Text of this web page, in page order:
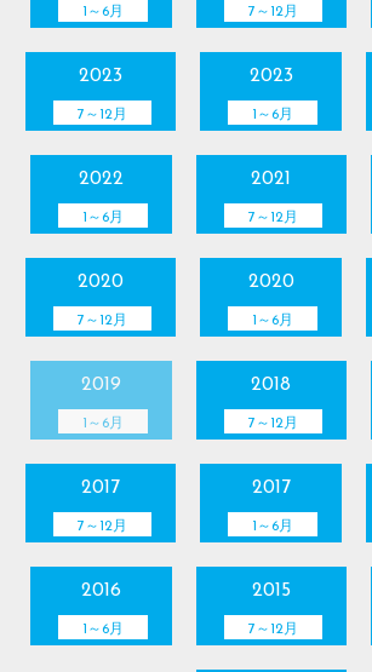
1～6月 7～12月
2023
7～12月
2023
1～6月
2022
1～6月
2021
7～12月
2020
7～12月
2020
1～6月
2019
1～6月
2018
7～12月
2017
7～12月
2017
1～6月
2016
1～6月
2015
7～12月